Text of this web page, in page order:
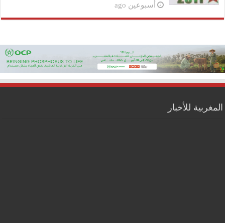
أسبوعين ago
المغربية للأخبار